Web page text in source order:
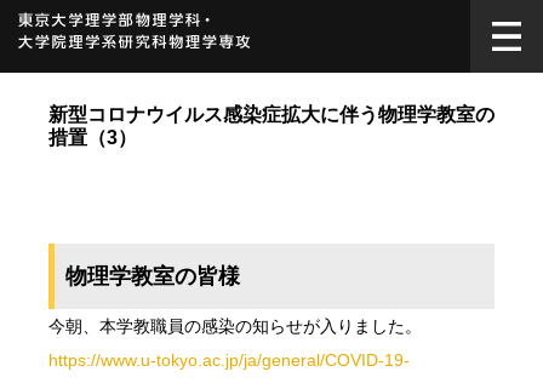
新型コロナウイルス感染症拡大に伴う物理学教室の
措置（3）
物理学教室の皆様
今朝、本学教職員の感染の知らせが入りました。
https://www.u-tokyo.ac.jp/ja/general/COVID-19-